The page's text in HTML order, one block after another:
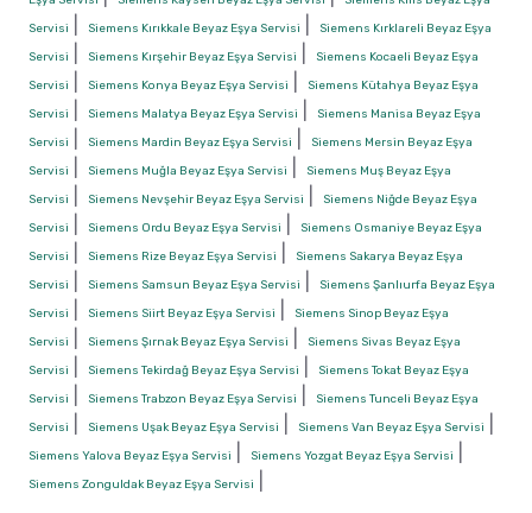
Servisi
Siemens Kırıkkale Beyaz Eşya Servisi
Siemens Kırklareli Beyaz Eşya
Servisi
Siemens Kırşehir Beyaz Eşya Servisi
Siemens Kocaeli Beyaz Eşya
Servisi
Siemens Konya Beyaz Eşya Servisi
Siemens Kütahya Beyaz Eşya
Servisi
Siemens Malatya Beyaz Eşya Servisi
Siemens Manisa Beyaz Eşya
Servisi
Siemens Mardin Beyaz Eşya Servisi
Siemens Mersin Beyaz Eşya
Servisi
Siemens Muğla Beyaz Eşya Servisi
Siemens Muş Beyaz Eşya
Servisi
Siemens Nevşehir Beyaz Eşya Servisi
Siemens Niğde Beyaz Eşya
Servisi
Siemens Ordu Beyaz Eşya Servisi
Siemens Osmaniye Beyaz Eşya
Servisi
Siemens Rize Beyaz Eşya Servisi
Siemens Sakarya Beyaz Eşya
Servisi
Siemens Samsun Beyaz Eşya Servisi
Siemens Şanlıurfa Beyaz Eşya
Servisi
Siemens Siirt Beyaz Eşya Servisi
Siemens Sinop Beyaz Eşya
Servisi
Siemens Şırnak Beyaz Eşya Servisi
Siemens Sivas Beyaz Eşya
Servisi
Siemens Tekirdağ Beyaz Eşya Servisi
Siemens Tokat Beyaz Eşya
Servisi
Siemens Trabzon Beyaz Eşya Servisi
Siemens Tunceli Beyaz Eşya
Servisi
Siemens Uşak Beyaz Eşya Servisi Siemens Van Beyaz Eşya Servisi
Siemens Yalova Beyaz Eşya Servisi Siemens Yozgat Beyaz Eşya Servisi
Siemens Zonguldak Beyaz Eşya Servisi